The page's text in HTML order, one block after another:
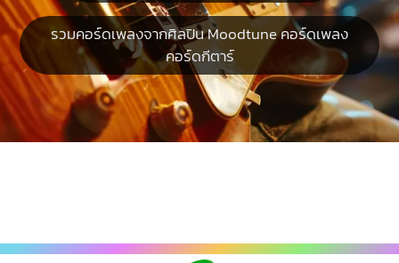
รวมคอร์ดเพลงจากศิลปิน Moodtune คอร์ดเพลง
คอร์ดกีตาร์